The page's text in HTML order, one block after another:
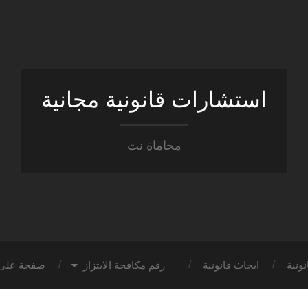
استشارات قانونية مجانية
محاماة نت
ابحاث قانونية رقم مكافحة الابتزاز صفحة